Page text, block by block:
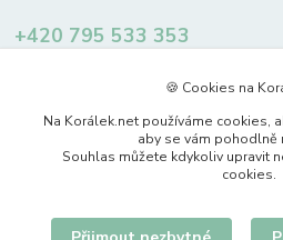
+420 795 533 353
🍪 Cookies na
Na Korálek.net používáme cookies,
aby se vám pohodlně
Souhlas můžete kdykoliv upravit
cookies.